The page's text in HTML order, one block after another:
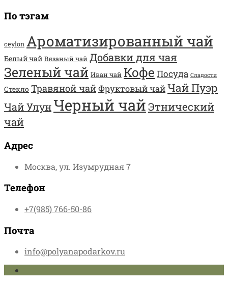
По тэгам
ceylon Ароматизированный чай
Белый чай Вязаный чай Добавки для чая
Зеленый чай Иван чай Кофе Посуда Сладости
Стекло Травяной чайФруктовый чайЧай Пуэр
Чай УлунЧерный чайЭтнический
чай
Адрес
Москва, ул. Изумрудная 7
Телефон
+7(985) 766-50-86
Почта
info@polyanapodarkov.ru